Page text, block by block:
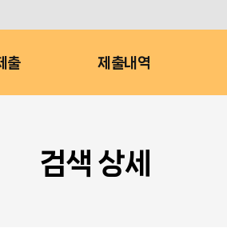
출 제출내역
검색 상세